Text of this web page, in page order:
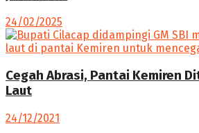
24/02/2025
Cegah Abrasi, Pantai Kemiren
Laut
24/12/2021